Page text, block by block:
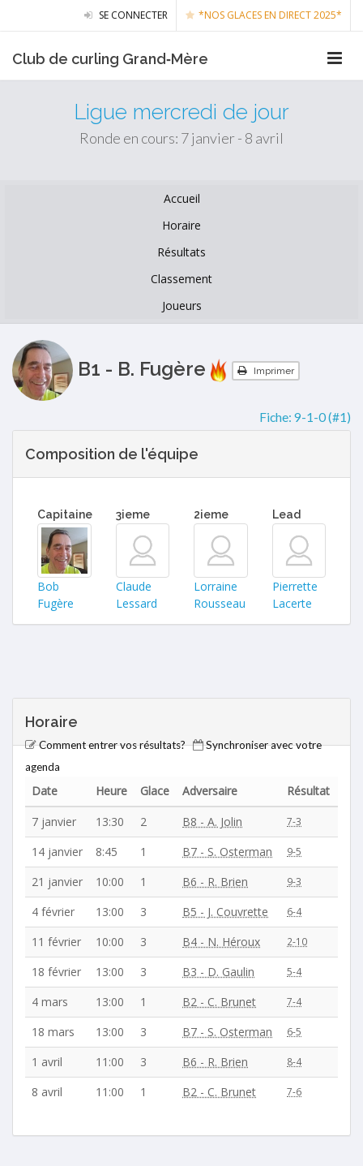
SE CONNECTER *NOS GLACES EN DIRECT 2025*
Club de curling Grand‑Mère
Ligue mercredi de jour
Ronde en cours: 7 janvier - 8 avril
Accueil
Horaire
Résultats
Classement
Joueurs
B1 - B. Fugère Imprimer
Fiche: 9-1-0 (#1)
Composition de l'équipe
Capitaine
Bob
Fugère
3ieme
Claude
Lessard
2ieme
Lorraine
Rousseau
Lead
Pierrette
Lacerte
Horaire
Comment entrer vos résultats?
Synchroniser avec votre
agenda
Date Heure Glace Adversaire
Résultat
7 janvier
13:30 2 B8 - A. Jolin 7-3
14 janvier 8:45 1 B7 - S. Osterman 9-5
21 janvier 10:00 1 B6 - R. Brien 9-3
4 février 13:00 3 B5 - J. Couvrette 6-4
11 février 10:00 3 B4 - N. Héroux 2-10
18 février 13:00 3 B3 - D. Gaulin 5-4
4 mars 13:00 1 B2 - C. Brunet 7-4
18 mars 13:00 3 B7 - S. Osterman 6-5
1 avril 11:00 3 B6 - R. Brien 8-4
8 avril 11:00 1 B2 - C. Brunet 7-6